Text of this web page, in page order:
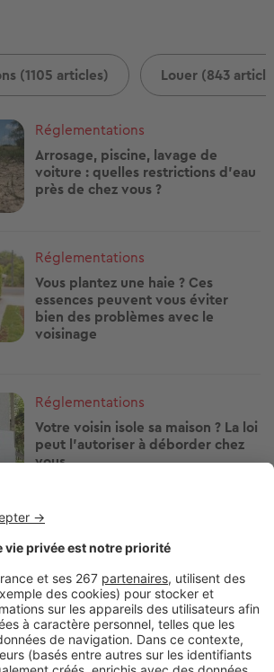
(1105 articles) Louer (843
Réglementations
Arrosage, piscine, lavage de
voiture : quelles restrictions d'eau
près de chez vous ?
Réglementations
Vous plantez une haie ? Ces
essences peuvent vous éviter
bien des problèmes avec le
voisinage
Réglementations
Votre voisin isole sa maison ? La loi
peut l'autoriser à déborder chez
vous
Télétravailler depuis votre
location de vacances : ce que vous
avez le droit de faire
Réglementations